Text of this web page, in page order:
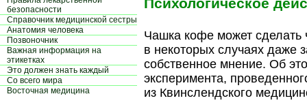
безопасности
Справочник медицинской сестры
Aнатомия человека
Позвоночник
Важная информация на
этикетках
Это должен знать каждый
Со всего мира
Восточная медицина
Психологическое
Чашка кофе может сделать
в некоторых случаях даже
собственное мнение. Об
эксперимента,
из Квинслендского